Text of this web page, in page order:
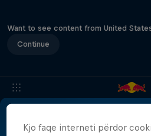
Want to see content from United
Continue
Info Location Divers
Kjo faqe interneti përdor